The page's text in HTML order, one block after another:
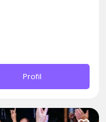
Profil